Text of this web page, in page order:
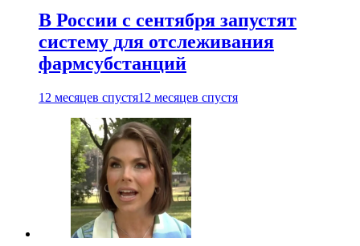
В России с сентября запустят
систему для отслеживания
фармсубстанций
12 месяцев спустя12 месяцев спустя